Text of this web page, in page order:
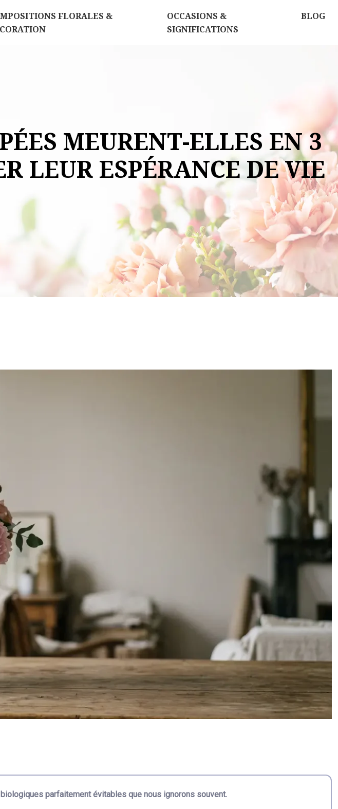
FLORALES &
OCCASIONS &
SIGNIFICATIONS
BLOG
MEURENT-ELLES EN 3
LEUR ESPÉRANCE DE VIE
parfaitement évitables que nous ignorons souvent.